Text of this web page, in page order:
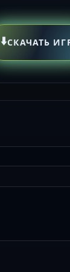
⬇️СКАЧАТЬ